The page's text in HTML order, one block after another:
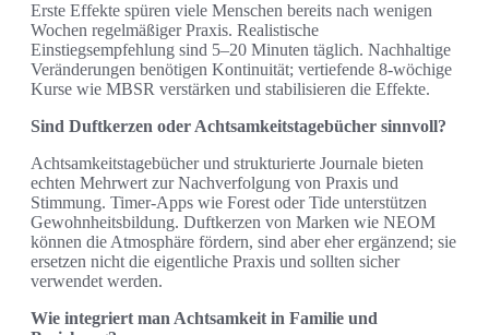
Erste Effekte spüren viele Menschen bereits nach wenigen
Wochen regelmäßiger Praxis. Realistische
Einstiegsempfehlung sind 5–20 Minuten täglich. Nachhaltige
Veränderungen benötigen Kontinuität; vertiefende 8‑wöchige
Kurse wie MBSR verstärken und stabilisieren die Effekte.
Sind Duftkerzen oder Achtsamkeitstagebücher sinnvoll?
Achtsamkeitstagebücher und strukturierte Journale bieten
echten Mehrwert zur Nachverfolgung von Praxis und
Stimmung. Timer-Apps wie Forest oder Tide unterstützen
Gewohnheitsbildung. Duftkerzen von Marken wie NEOM
können die Atmosphäre fördern, sind aber eher ergänzend; sie
ersetzen nicht die eigentliche Praxis und sollten sicher
verwendet werden.
Wie integriert man Achtsamkeit in Familie und